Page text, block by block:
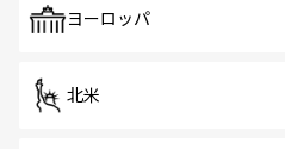
で、ホーカーズは地元の
ヨーロッパ
北米